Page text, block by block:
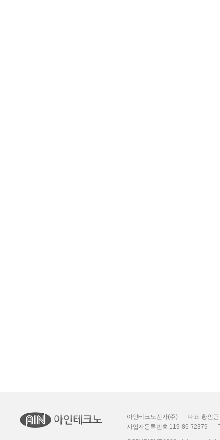
아인테크노전자(주)
대표 황인근
사업자등록번호 119-86-72379